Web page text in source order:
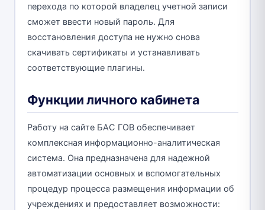
перехода по которой владелец учетной записи
сможет ввести новый пароль. Для
восстановления доступа не нужно снова
скачивать сертификаты и устанавливать
соответствующие плагины.
Функции личного кабинета
Работу на сайте БАС ГОВ обеспечивает
комплексная информационно-аналитическая
система. Она предназначена для надежной
автоматизации основных и вспомогательных
процедур процесса размещения информации об
учреждениях и предоставляет возможности: